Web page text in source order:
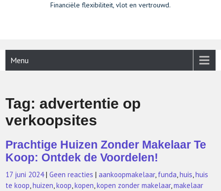
Financiële flexibiliteit, vlot en vertrouwd.
Menu
Tag: advertentie op
verkoopsites
Prachtige Huizen Zonder Makelaar Te
Koop: Ontdek de Voordelen!
17 juni 2024 |Geen reacties |aankoopmakelaar, funda,huis,huis
te koop,huizen,koop,kopen,kopen zonder makelaar,makelaar